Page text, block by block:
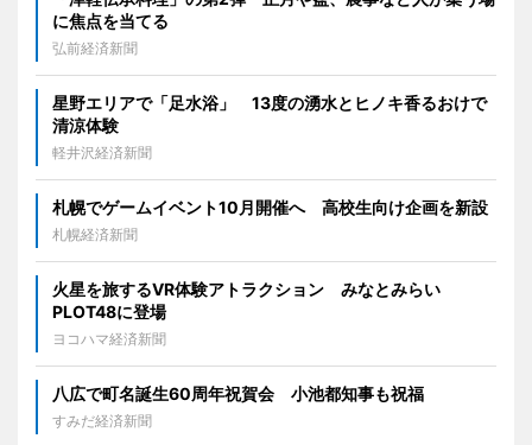
に焦点を当てる
弘前経済新聞
星野エリアで「足水浴」 13度の湧水とヒノキ香るおけで
清涼体験
軽井沢経済新聞
札幌でゲームイベント10月開催へ 高校生向け企画を新設
札幌経済新聞
火星を旅するVR体験アトラクション みなとみらい
PLOT48に登場
ヨコハマ経済新聞
八広で町名誕生60周年祝賀会 小池都知事も祝福
すみだ経済新聞